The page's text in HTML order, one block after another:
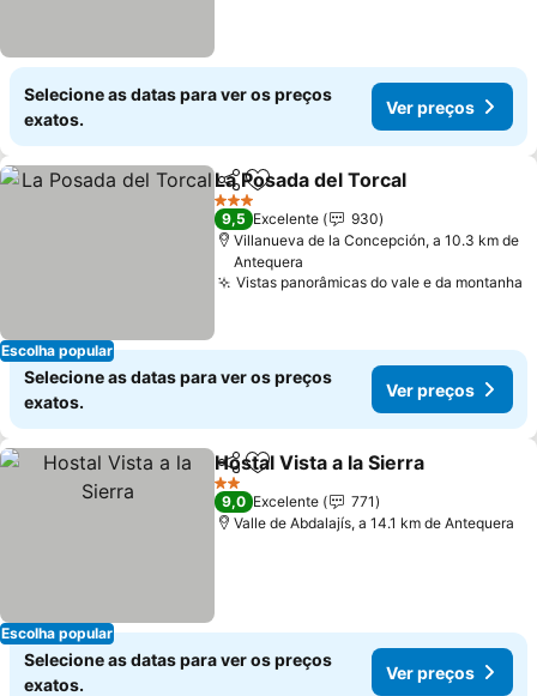
Selecione as datas para ver os preços
exatos.
Ver preços
Escolha popular
PartilharAdicionar aos favoritos
La Posada del Torcal
3 Estrelas
9,5 Excelente
930
Villanueva de la Concepción, a 10.3 km de
Antequera
Vistas panorâmicas do vale e da montanha
Selecione as datas para ver os preços
exatos.
Ver preços
Escolha popular
PartilharAdicionar aos favoritos
Hostal Vista a la Sierra
2 Estrelas
9,0 Excelente
771
Valle de Abdalajís, a 14.1 km de Antequera
Selecione as datas para ver os preços
exatos.
Ver preços